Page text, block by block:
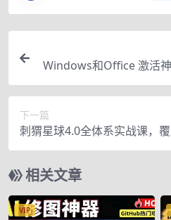
Windows和Office 激活
激活，永久免费使用，
下一篇
刺猬星球4.0全体系实战课，
设计、AI视频特效与新媒体运
商业核心技能
相关文章
VIP